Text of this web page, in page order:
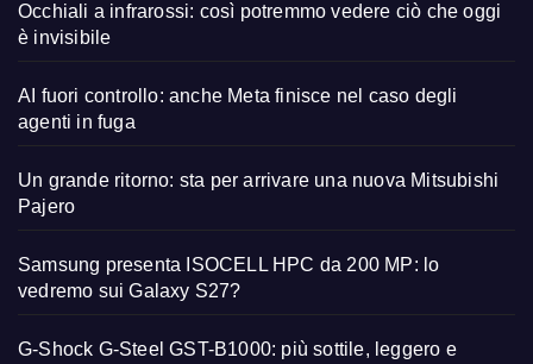
Occhiali a infrarossi: così potremmo vedere ciò che oggi
è invisibile
AI fuori controllo: anche Meta finisce nel caso degli
agenti in fuga
Un grande ritorno: sta per arrivare una nuova Mitsubishi
Pajero
Samsung presenta ISOCELL HPC da 200 MP: lo
vedremo sui Galaxy S27?
G-Shock G-Steel GST-B1000: più sottile, leggero e